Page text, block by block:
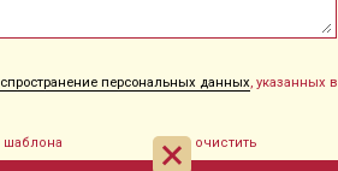
персональных данных, указанных в
шаблона очистить